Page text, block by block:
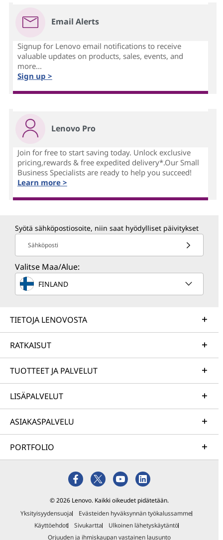
Email Alerts
Signup for Lenovo email notifications to receive
valuable updates on products, sales, events, and
more...
Sign up >
Lenovo Pro
Join for free to start saving today. Unlock exclusive
pricing,rewards & free expedited delivery*.Our Small
Business Specialists are ready to help you succeed!
Learn more >
Syötä sähköpostiosoite, niin saat hyödylliset päivitykset
Sähköposti
Valitse Maa/Alue:
FINLAND
TIETOJA LENOVOSTA
RATKAISUT
TUOTTEET JA PALVELUT
LISÄPALVELUT
ASIAKASPALVELU
PORTFOLIO
© 2026 Lenovo. Kaikki oikeudet pidätetään.
Yksityisyydensuoja
Evästeiden hyväksynnän työkalussamme
Käyttöehdot
Sivukartta
Ulkoinen lähetyskäytäntö
Orjuuden ja ihmiskaupan vastainen lausunto